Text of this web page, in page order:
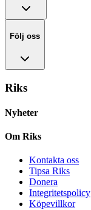
Följ oss
Riks
Nyheter
Om Riks
Kontakta oss
Tipsa Riks
Donera
Integritetspolicy
Köpevillkor